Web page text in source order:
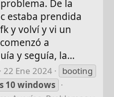
De la
estaba prendida
y volví y vi un
a
y seguía, la...
22 Ene 2024
booting
10 windows